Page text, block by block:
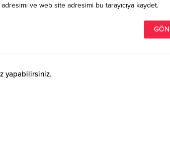
ve web site adresimi bu tarayıcıya kaydet.
yapabilirsiniz.